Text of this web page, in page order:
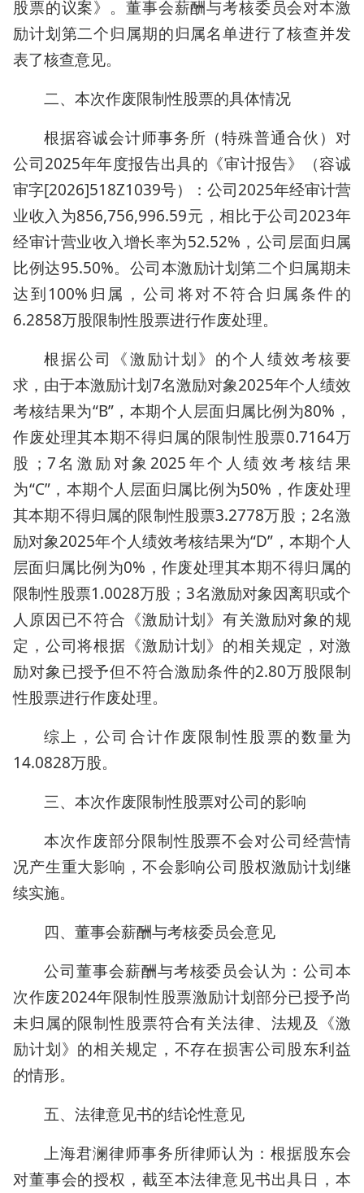
股票的议案》。董事会薪酬与考核委员会对本激
励计划第二个归属期的归属名单进行了核查并发
表了核查意见。
二、本次作废限制性股票的具体情况
根据容诚会计师事务所（特殊普通合伙）对
公司2025年年度报告出具的《审计报告》（容诚
审字[2026]518Z1039号）：公司2025年经审计营
业收入为856,756,996.59元，相比于公司2023年
经审计营业收入增长率为52.52%，公司层面归属
比例达95.50%。公司本激励计划第二个归属期未
达到100%归属，公司将对不符合归属条件的
6.2858万股限制性股票进行作废处理。
根据公司《激励计划》的个人绩效考核要
求，由于本激励计划7名激励对象2025年个人绩效
考核结果为“B”，本期个人层面归属比例为80%，
作废处理其本期不得归属的限制性股票0.7164万
股；7名激励对象2025年个人绩效考核结果
为“C”，本期个人层面归属比例为50%，作废处理
其本期不得归属的限制性股票3.2778万股；2名激
励对象2025年个人绩效考核结果为“D”，本期个人
层面归属比例为0%，作废处理其本期不得归属的
限制性股票1.0028万股；3名激励对象因离职或个
人原因已不符合《激励计划》有关激励对象的规
定，公司将根据《激励计划》的相关规定，对激
励对象已授予但不符合激励条件的2.80万股限制
性股票进行作废处理。
综上，公司合计作废限制性股票的数量为
14.0828万股。
三、本次作废限制性股票对公司的影响
本次作废部分限制性股票不会对公司经营情
况产生重大影响，不会影响公司股权激励计划继
续实施。
四、董事会薪酬与考核委员会意见
公司董事会薪酬与考核委员会认为：公司本
次作废2024年限制性股票激励计划部分已授予尚
未归属的限制性股票符合有关法律、法规及《激
励计划》的相关规定，不存在损害公司股东利益
的情形。
五、法律意见书的结论性意见
上海君澜律师事务所律师认为：根据股东会
对董事会的授权，截至本法律意见书出具日，本